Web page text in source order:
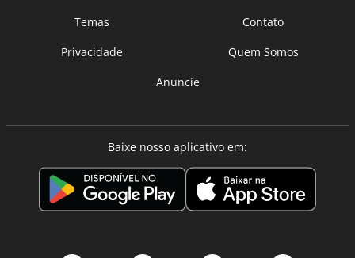
Temas
Contato
Privacidade
Quem Somos
Anuncie
Baixe nosso aplicativo em: